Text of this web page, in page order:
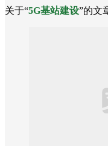
关于“5G基站建设”的文